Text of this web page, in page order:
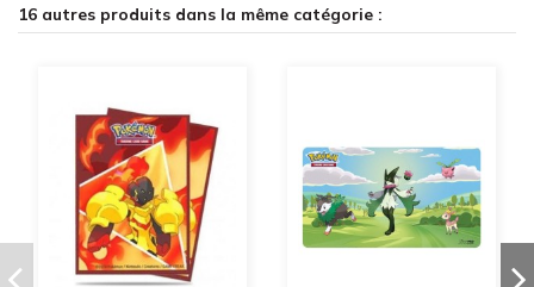
16 autres produits dans la même catégorie :